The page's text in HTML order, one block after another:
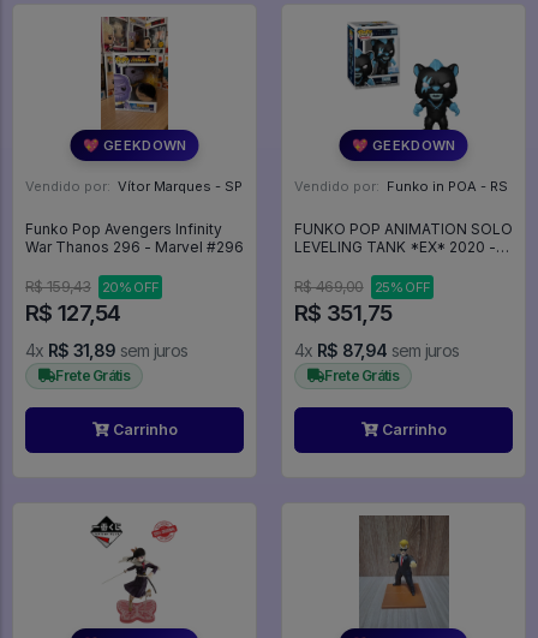
💖 GEEKDOWN
Vendido por: Vítor Marques - SP
Funko Pop Avengers Infinity
War Thanos 296 - Marvel #296
R$ 159,43 20% OFF
R$ 127,54
4x R$ 31,89 sem juros
Frete Grátis
Carrinho
💖 GEEKDOWN
Vendido por: Funko in POA - RS
FUNKO POP ANIMATION SOLO
LEVELING TANK *EX* 2020 -
R$ 469,00
25% OFF
R$ 351,75
4x R$ 87,94 sem juros
Frete Grátis
Carrinho